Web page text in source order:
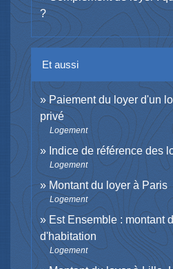
?
Et aussi
Paiement du loyer d'un
privé
Logement
Indice de référence des
Logement
Montant du loyer à Paris
Logement
Est Ensemble : montant
d'habitation
Logement